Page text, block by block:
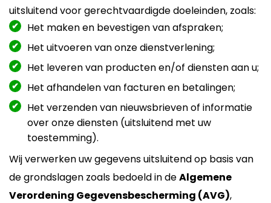
uitsluitend voor gerechtvaardigde doeleinden, zoals:
Het maken en bevestigen van afspraken;
Het uitvoeren van onze dienstverlening;
Het leveren van producten en/of diensten aan u;
Het afhandelen van facturen en betalingen;
Het verzenden van nieuwsbrieven of informatie
over onze diensten (uitsluitend met uw
toestemming).
Wij verwerken uw gegevens uitsluitend op basis van
de grondslagen zoals bedoeld in deAlgemene
Verordening Gegevensbescherming (AVG),